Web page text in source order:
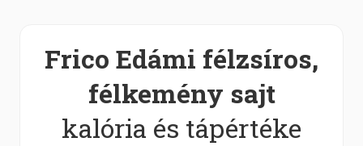
Frico Edámi félzsíros,
félkemény sajt
kalória és tápértéke